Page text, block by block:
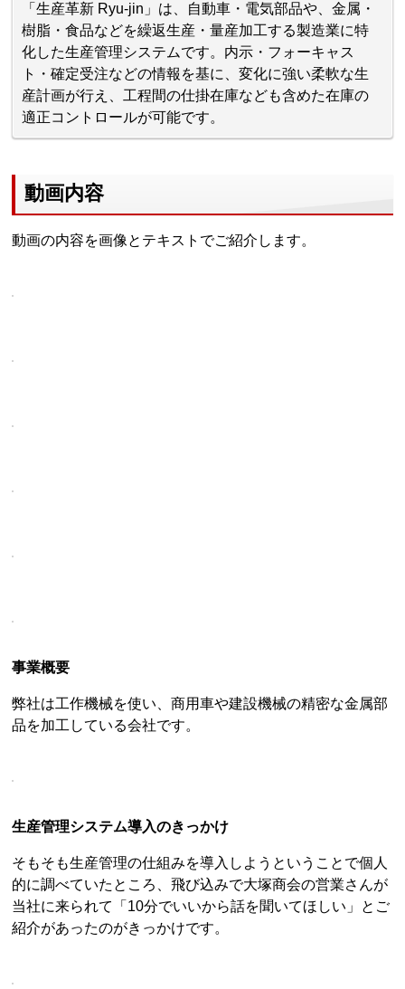
「生産革新 Ryu-jin」は、自動車・電気部品や、金属・
樹脂・食品などを繰返生産・量産加工する製造業に特
化した生産管理システムです。内示・フォーキャス
ト・確定受注などの情報を基に、変化に強い柔軟な生
産計画が行え、工程間の仕掛在庫なども含めた在庫の
適正コントロールが可能です。
動画内容
動画の内容を画像とテキストでご紹介します。
事業概要
弊社は工作機械を使い、商用車や建設機械の精密な金属部
品を加工している会社です。
生産管理システム導入のきっかけ
そもそも生産管理の仕組みを導入しようということで個人
的に調べていたところ、飛び込みで大塚商会の営業さんが
当社に来られて「10分でいいから話を聞いてほしい」とご
紹介があったのがきっかけです。